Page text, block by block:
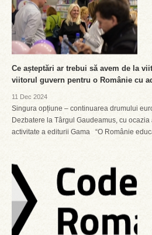
Ce așteptări ar trebui să avem de la
viitorul guvern pentru o Românie cu
11 Dec 2024
Singura opțiune – continuarea drumului
Dezbatere la Târgul Gaudeamus, cu
activitate a editurii Gama “O Românie